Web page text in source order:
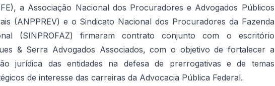
a Associação Nacional dos Procuradores e Advogados Públicos
(ANPPREV) e o Sindicato Nacional dos Procuradores da Fazenda
(SINPROFAZ) firmaram contrato conjunto com o escritório
& Serra Advogados Associados, com o objetivo de fortalecer a
jurídica das entidades na defesa de prerrogativas e de temas
de interesse das carreiras da Advocacia Pública Federal.